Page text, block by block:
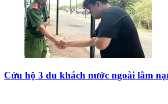
Cứu hộ 3 du khách nước ngoài lâm